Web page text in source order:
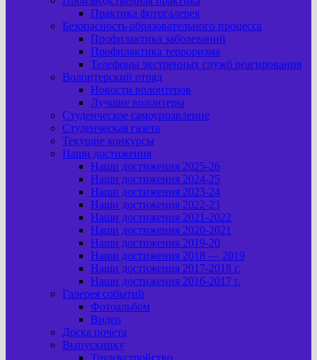
Практика фотогалерея
Безопасность образовательного процесса
Профилактика заболеваний
Профилактика терроризма
Телефоны экстренных служб реагирования
Волонтерский отряд
Новости волонтеров
Лучшие волонтеры
Студенческое самоуправление
Студенческая газета
Текущие конкурсы
Наши достижения
Наши достижения 2025-26
Наши достижения 2024-25
Наши достижения 2023-24
Наши достижения 2022-23
Наши достижения 2021-2022
Наши достижения 2020-2021
Наши достижения 2019-20
Наши достижения 2018 — 2019
Наши достижения 2017-2018 г.
Наши достижения 2016-2017 г.
Галерея событий
Фотоальбом
Видео
Доска почета
Выпускнику
Трудоустройство